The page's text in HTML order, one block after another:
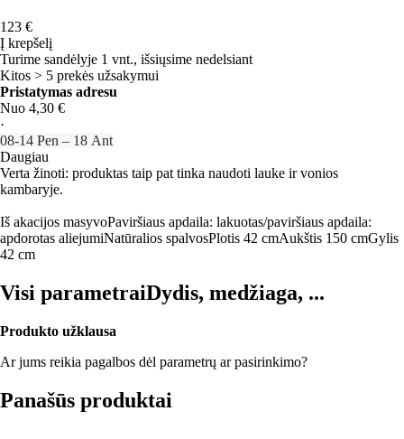
123 €
Į krepšelį
Turime sandėlyje 1 vnt., išsiųsime nedelsiant
Kitos > 5 prekės užsakymui
Pristatymas adresu
Nuo 4,30 €
·
08‑14 Pen – 18 Ant
Daugiau
Verta žinoti: produktas taip pat tinka naudoti lauke ir vonios
kambaryje.
Iš akacijos masyvoPaviršiaus apdaila: lakuotas/paviršiaus apdaila:
apdorotas aliejumiNatūralios spalvosPlotis 42 cmAukštis 150 cmGylis
42 cm
Visi parametraiDydis, medžiaga, ...
Produkto užklausa
Ar jums reikia pagalbos dėl parametrų ar pasirinkimo?
Panašūs produktai